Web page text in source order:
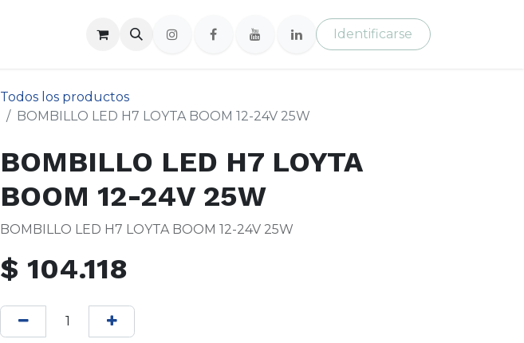
Identificarse
Todos los productos
BOMBILLO LED H7 LOYTA BOOM 12-24V 25W
BOMBILLO LED H7 LOYTA
BOOM 12-24V 25W
BOMBILLO LED H7 LOYTA BOOM 12-24V 25W
$ 104.118